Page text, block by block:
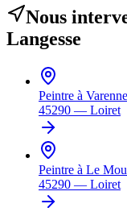
Nous
Langesse
Peintre à
45290 — Loiret
Peintre à Le
45290 — Loiret